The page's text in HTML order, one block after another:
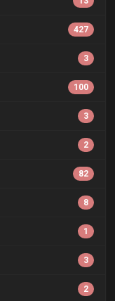
427
3
100
3
2
82
8
1
3
2